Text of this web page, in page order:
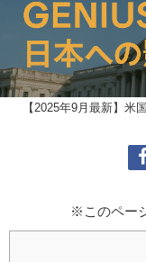
【2025年9月最新】米
※このペー